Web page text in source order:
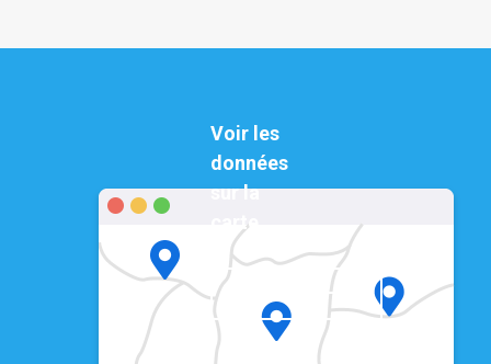
Voir les
données
sur la
carte